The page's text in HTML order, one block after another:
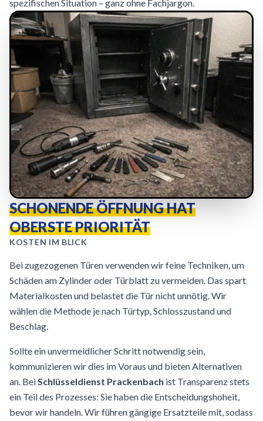
spezifischen Situation – ganz ohne Fachjargon.
SCHONENDE ÖFFNUNG HAT
OBERSTE PRIORITÄT
KOSTEN IM BLICK
Bei zugezogenen Türen verwenden wir feine Techniken, um
Schäden am Zylinder oder Türblatt zu vermeiden. Das spart
Materialkosten und belastet die Tür nicht unnötig. Wir
wählen die Methode je nach Türtyp, Schlosszustand und
Beschlag.
Sollte ein unvermeidlicher Schritt notwendig sein,
kommunizieren wir dies im Voraus und bieten Alternativen
an. BeiSchlüsseldienst Prackenbach ist Transparenz stets
ein Teil des Prozesses: Sie haben die Entscheidungshoheit,
bevor wir handeln. Wir führen gängige Ersatzteile mit, sodass